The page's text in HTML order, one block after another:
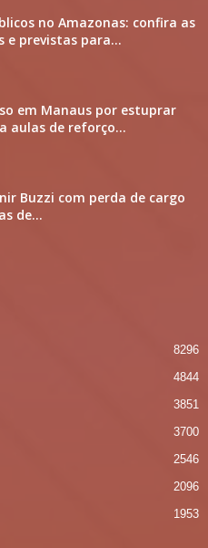
no Amazonas: confira as
e previstas para...
em Manaus por estuprar
aulas de reforço...
Buzzi com perda de cargo
de...
8296
4844
3851
3700
2546
2096
1953